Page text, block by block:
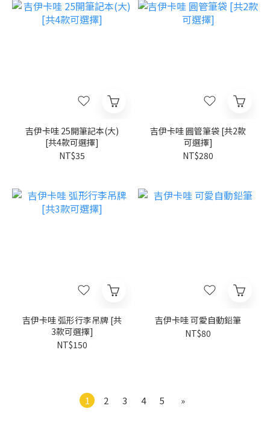
吉伊卡哇 25開筆記本(大)
[共4款可選擇]
NT$35
吉伊卡哇 圓管筆袋 [共2款
可選擇]
NT$280
吉伊卡哇 弧形行李吊牌 [共
3款可選擇]
NT$150
吉伊卡哇 可愛自動鉛筆
NT$80
1 2 3 4 5 »